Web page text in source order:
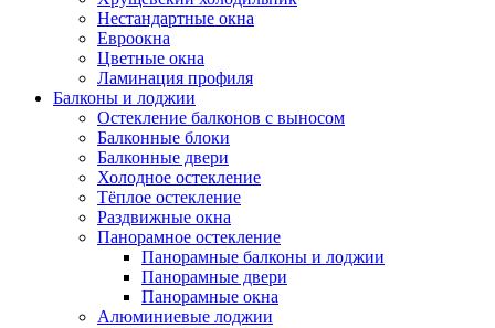
Нестандартные окна
Евроокна
Цветные окна
Ламинация профиля
Балконы и лоджии
Остекление балконов с выносом
Балконные блоки
Балконные двери
Холодное остекление
Тёплое остекление
Раздвижные окна
Панорамное остекление
Панорамные балконы и лоджии
Панорамные двери
Панорамные окна
Алюминиевые лоджии